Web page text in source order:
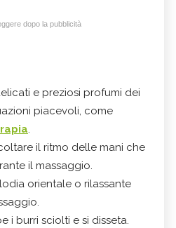
dopo la pubblicità
e preziosi profumi dei
piacevoli, come
.
il ritmo delle mani che
il massaggio.
orientale o rilassante
i burri sciolti e si disseta.